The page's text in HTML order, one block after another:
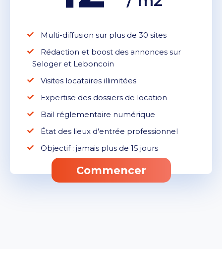
Multi-diffusion sur plus de 30 sites
Rédaction et boost des annonces sur
Seloger et Leboncoin
Visites locataires illimitées
Expertise des dossiers de location
Bail réglementaire numérique
État des lieux d'entrée professionnel
Objectif : jamais plus de 15 jours
Commencer